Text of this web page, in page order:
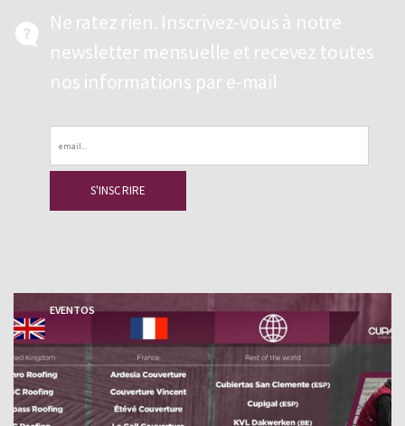
Ne ratez rien. Inscrivez-vous à notre
newsletter mensuelle et recevez toutes
nos informations par e-mail
EVENTOS